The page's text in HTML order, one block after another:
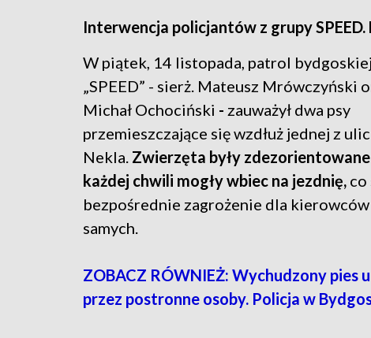
Interwencja policjantów z grupy SPEED.
W piątek, 14 listopada, patrol
„SPEED” - sierż. Mateusz Mrówczyński
Michał Ochociński - zauważył dwa psy
przemieszczające się wzdłuż jednej z
Nekla. Zwierzęta były
każdej chwili mogły wbiec na jezdnię, co
bezpośrednie zagrożenie dla
samych.
ZOBACZ RÓWNIEŻ: Wychudzony pies
przez postronne osoby. Policja w